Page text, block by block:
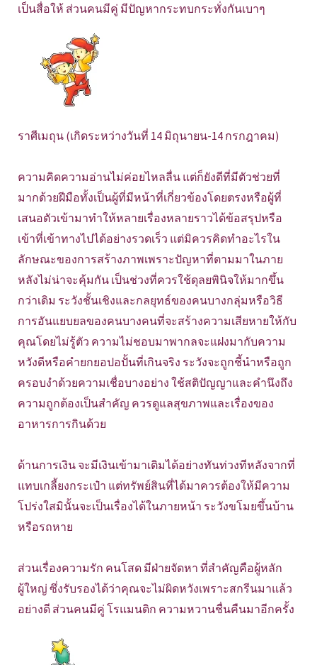
เป็นสื่อให้ ส่วนคนมีคู่ มีปัญหากระทบกระทั่งกันเบาๆ
ราศีเมถุน (เกิดระหว่างวันที่ 14 มิถุนายน-14 กรกฎาคม)
ความคิดความอ่านไม่ค่อยไหลลื่น แต่ก็ยังดีที่มีตัวช่วยที่
มากด้วยฝีมือทั้งเป็นผู้ที่มีหน้าที่เกี่ยวข้องโดยตรงหรือผู้ที่
เสนอตัวเข้ามาทำให้หลายเรื่องหลายราวได้ข้อสรุปหรือ
เข้าที่เข้าทางไปได้อย่างรวดเร็ว แต่มิควรคิดทำอะไรใน
ลักษณะของการสร้างภาพเพราะปัญหาที่ตามมาในภาย
หลังไม่น่าจะคุ้มกัน เป็นช่วงที่ควรใช้ดุลยพินิจให้มากขึ้น
กว่าเดิม ระวังชั้นเชิงและกลยุทธ์ของคนบางกลุ่มหรือวิธี
การอันแยบยลของคนบางคนที่จะสร้างความเสียหายให้กับ
คุณโดยไม่รู้ตัว ความไม่ชอบมาพากลจะแฝงมากับความ
หวังดีหรือคำยกยอปอปั้นที่เกินจริง ระวังจะถูกชี้นำหรือถูก
ครอบงำด้วยความเชื่อบางอย่าง ใช้สติปัญญาและคำนึงถึง
ความถูกต้องเป็นสำคัญ ควรดูแลสุขภาพและเรื่องของ
อาหารการกินด้วย
ด้านการเงิน จะมีเงินเข้ามาเติมได้อย่างทันท่วงทีหลังจากที่
แทบเกลี้ยงกระเป๋า แต่ทรัพย์สินที่ได้มาควรต้องให้มีความ
โปร่งใสมินั้นจะเป็นเรื่องได้ในภายหน้า ระวังขโมยขึ้นบ้าน
หรือรถหาย
ส่วนเรื่องความรัก คนโสด มีฝ่ายจัดหา ที่สำคัญคือผู้หลัก
ผู้ใหญ่ ซึ่งรับรองได้ว่าคุณจะไม่ผิดหวังเพราะสกรีนมาแล้ว
อย่างดี ส่วนคนมีคู่ โรแมนติก ความหวานชื่นคืนมาอีกครั้ง